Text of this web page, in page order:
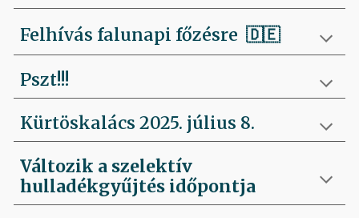
Felhívás falunapi főzésre🇩🇪
Pszt!!!
Kürtöskalács 2025. július 8.
Változik a szelektív
hulladékgyűjtés időpontja